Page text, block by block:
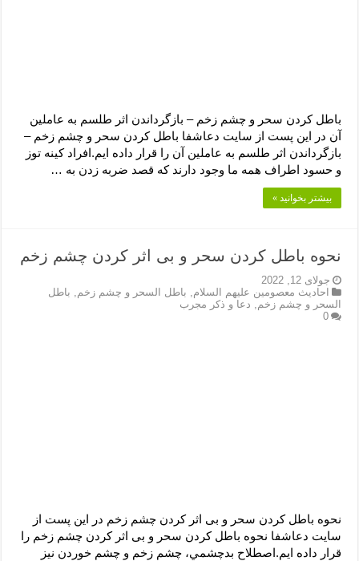
باطل کردن سحر و چشم زخم – بازگرداندن اثر طلسم به عاملین
آن در این پست از سایت دعاشفا باطل کردن سحر و چشم زخم –
بازگرداندن اثر طلسم به عاملین آن را قرار داده ایم.افراد کینه توز
و حسود اطراف همه ما وجود دارند که قصد ضربه زدن به …
بیشتر بخوانید »
نحوه باطل کردن سحر و بی اثر کردن چشم زخم
جولای 12, 2022
احادیث معصومین علیهم السلام, باطل السحر و چشم زخم, باطل
السحر و چشم زخم, دعا و ذکر مجرب
0
نحوه باطل کردن سحر و بی اثر کردن چشم زخم در این پست از
سایت دعاشفا نحوه باطل کردن سحر و بی اثر کردن چشم زخم را
قرار داده ایم.اصطلاح بدچشمي، چشم زخم و چشم خوردن نيز